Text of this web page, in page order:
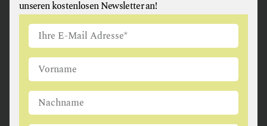
ANGUS & ARTHUR
FLEISCH + FLEISCHERZEUGNISSE
2326 Maria Lanzendorf
unseren kostenlosen Newsletter an!